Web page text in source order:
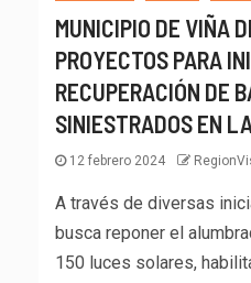
MUNICIPIO DE VIÑA
PROYECTOS PARA
RECUPERACIÓN DE
SINIESTRADOS EN
12 febrero 2024
A través de diversas
busca reponer el
150 luces solares,